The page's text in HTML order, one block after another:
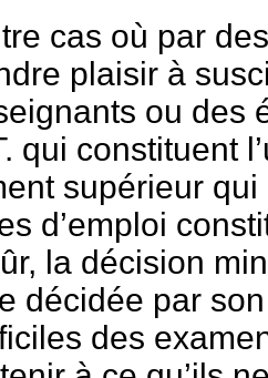
cas où par
plaisir à
ou des
qui constituent
supérieur
d’emploi
la décision
décidée par
des